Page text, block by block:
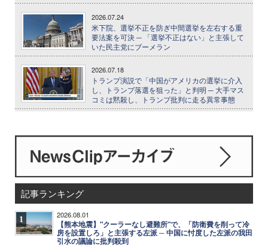
2026.07.24
米下院、選挙不正を防ぎ中間選挙を左右する重
要法案を可決 ─ 「選挙不正はない」と主張して
いた民主党にブーメラン
2026.07.18
トランプ演説で「中国がアメリカの選挙に介入
し、トランプ落選を狙った」と判明 ─ 大手マス
コミは黙殺し、トランプ批判に走る異常事態
記事ランキング
1 2026.08.01
【熊本地震】"クーラーなし避難所"で、「防衛費を削って冷
房を設置しろ」と主張する左派 ─ 中国に忖度した左派の我田
引水の議論に批判殺到